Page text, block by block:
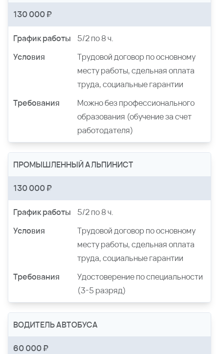
130 000 ₽
График работы
5/2 по 8 ч.
Условия
Трудовой договор по основному
месту работы, сдельная оплата
труда, социальные гарантии
Требования
Можно без профессионального
образования (обучение за счет
работодателя)
ПРОМЫШЛЕННЫЙ АЛЬПИНИСТ
130 000 ₽
График работы
5/2 по 8 ч.
Условия
Трудовой договор по основному
месту работы, сдельная оплата
труда, социальные гарантии
Требования
Удостоверение по специальности
(3-5 разряд)
ВОДИТЕЛЬ АВТОБУСА
60 000 ₽